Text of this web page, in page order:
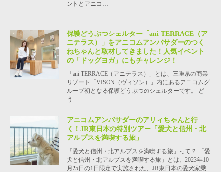
ントとアニコ…
保護どうぶつシェルター「ani TERRACE（ア
ニテラス）」をアニコムアンバサダーのつく
ねちゃんと取材してきました！人気イベント
の「ドッグヨガ」にもチャレンジ！
「ani TERRACE（アニテラス）」とは、三重県の商業
リゾート「VISON（ヴィソン）」内にあるアニコムグ
ループ初となる保護どうぶつのシェルターです。 ど
う…
アニコムアンバサダーのアリィちゃんと行
く！JR東日本の特別ツアー「愛犬と信州・北
アルプスを満喫する旅」
「愛犬と信州・北アルプスを満喫する旅」って？ 「愛
犬と信州・北アルプスを満喫する旅」とは、2023年10
月25日の1日限定で実施された、JR東日本の愛犬家乗